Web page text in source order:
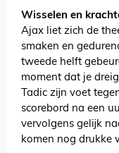
Wisselen en
Ajax liet zich de
smaken en
tweede helft
moment dat je
Tadic zijn voet
scorebord na een
vervolgens gelijk
komen nog drukke